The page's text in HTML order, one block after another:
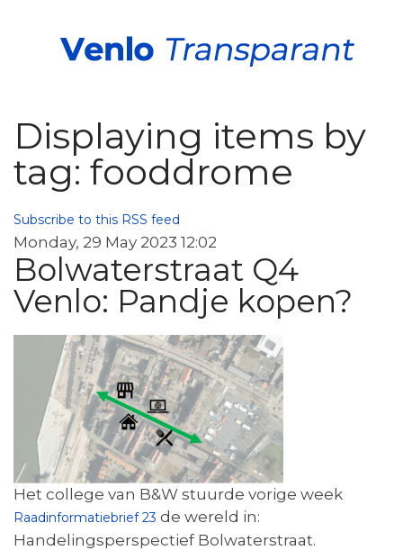
Displaying items by
tag: fooddrome
Subscribe to this RSS feed
Monday, 29 May 2023 12:02
Bolwaterstraat Q4
Venlo: Pandje kopen?
Het college van B&W stuurde vorige week
Raadinformatiebrief 23 de wereld in:
Handelingsperspectief Bolwaterstraat.